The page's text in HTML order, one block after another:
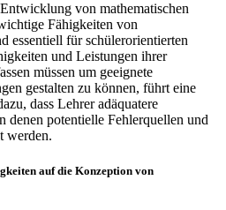
von mathematischen
Fähigkeiten von
essentiell für schülerorientierten
und Leistungen ihrer
müssen um geeignete
gestalten zu können, führt eine
dass Lehrer adäquatere
denen potentielle Fehlerquellen und
werden.
auf die Konzeption von